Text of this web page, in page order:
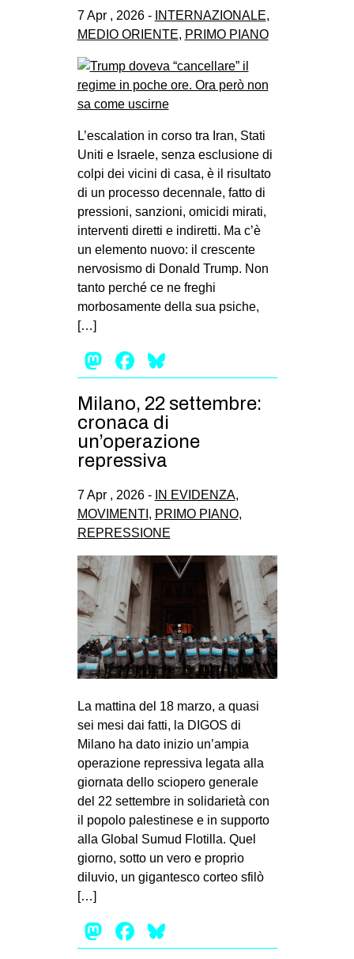
7 Apr , 2026 - INTERNAZIONALE,
MEDIO ORIENTE, PRIMO PIANO
L’escalation in corso tra Iran, Stati
Uniti e Israele, senza esclusione di
colpi dei vicini di casa, è il risultato
di un processo decennale, fatto di
pressioni, sanzioni, omicidi mirati,
interventi diretti e indiretti. Ma c’è
un elemento nuovo: il crescente
nervosismo di Donald Trump. Non
tanto perché ce ne freghi
morbosamente della sua psiche,
[…]
Mastodon
Facebook
Milano, 22 settembre:
cronaca di
un’operazione
repressiva
7 Apr , 2026 - IN EVIDENZA,
MOVIMENTI , PRIMO PIANO,
REPRESSIONE
La mattina del 18 marzo, a quasi
sei mesi dai fatti, la DIGOS di
Milano ha dato inizio un’ampia
operazione repressiva legata alla
giornata dello sciopero generale
del 22 settembre in solidarietà con
il popolo palestinese e in supporto
alla Global Sumud Flotilla. Quel
giorno, sotto un vero e proprio
diluvio, un gigantesco corteo sfilò
[…]
Mastodon
Facebook